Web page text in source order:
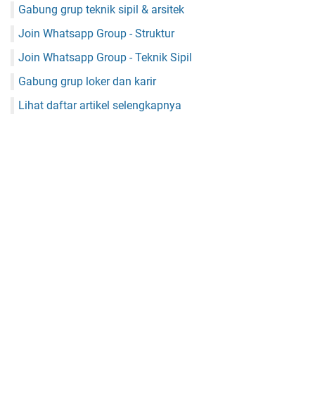
Gabung grup teknik sipil & arsitek
Join Whatsapp Group - Struktur
Join Whatsapp Group - Teknik Sipil
Gabung grup loker dan karir
Lihat daftar artikel selengkapnya